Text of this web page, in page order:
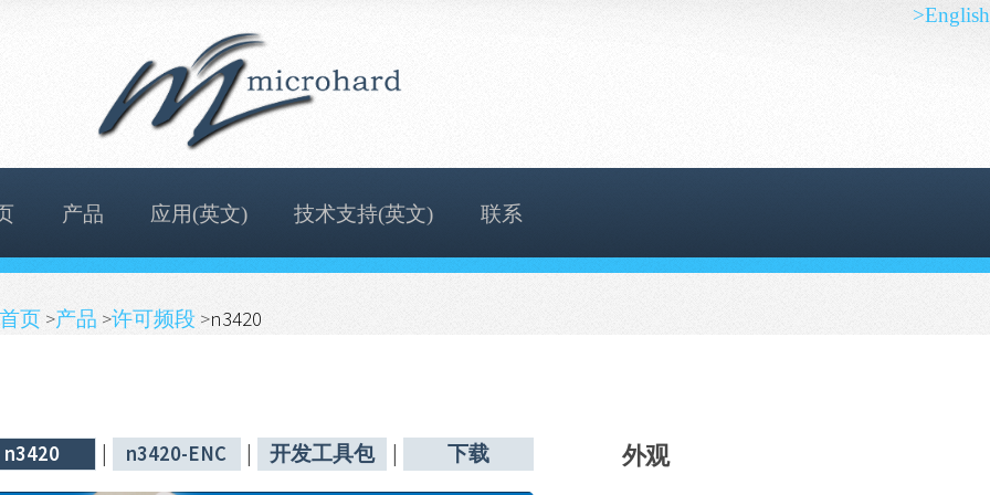
>English
产品 应用(英文) 技术支持(英文) 联系
首页 >产品 >许可频段 >n3420
n3420 n3420-ENC 开发工具包 下载 外观